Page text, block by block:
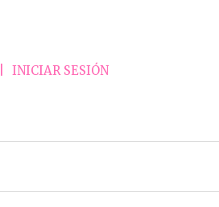
INICIAR SESIÓN